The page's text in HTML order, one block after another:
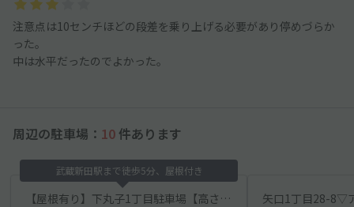
注意点は10センチほどの段差を乗り上げる必要があり停めづらか
った。
中は水平だったのでよかった。
周辺の駐車場： 10 件あります
武蔵新田駅まで徒歩5分、屋根付き
【屋根有り】下丸子1丁目駐車場【高さ制限あり】
矢口1丁目28-8▽